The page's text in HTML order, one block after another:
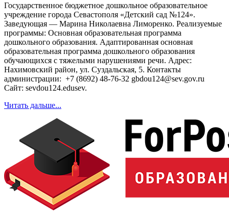
Государственное бюджетное дошкольное образовательное
учреждение города Севастополя «Детский сад №124».
Заведующая — Марина Николаевна Лиморенко. Реализуемые
программы: Основная образовательная программа
дошкольного образования. Адаптированная основная
образовательная программа дошкольного образования
обучающихся с тяжелыми нарушениями речи. Адрес:
Нахимовский район, ул. Суздальская, 5. Контакты
администрации: +7 (8692) 48-76-32 gbdou124@sev.gov.ru
Сайт: sevdou124.edusev.
Читать дальше...